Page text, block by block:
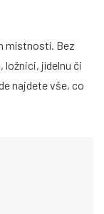
místností. Bez
ložnici, jídelnu či
najdete vše, co